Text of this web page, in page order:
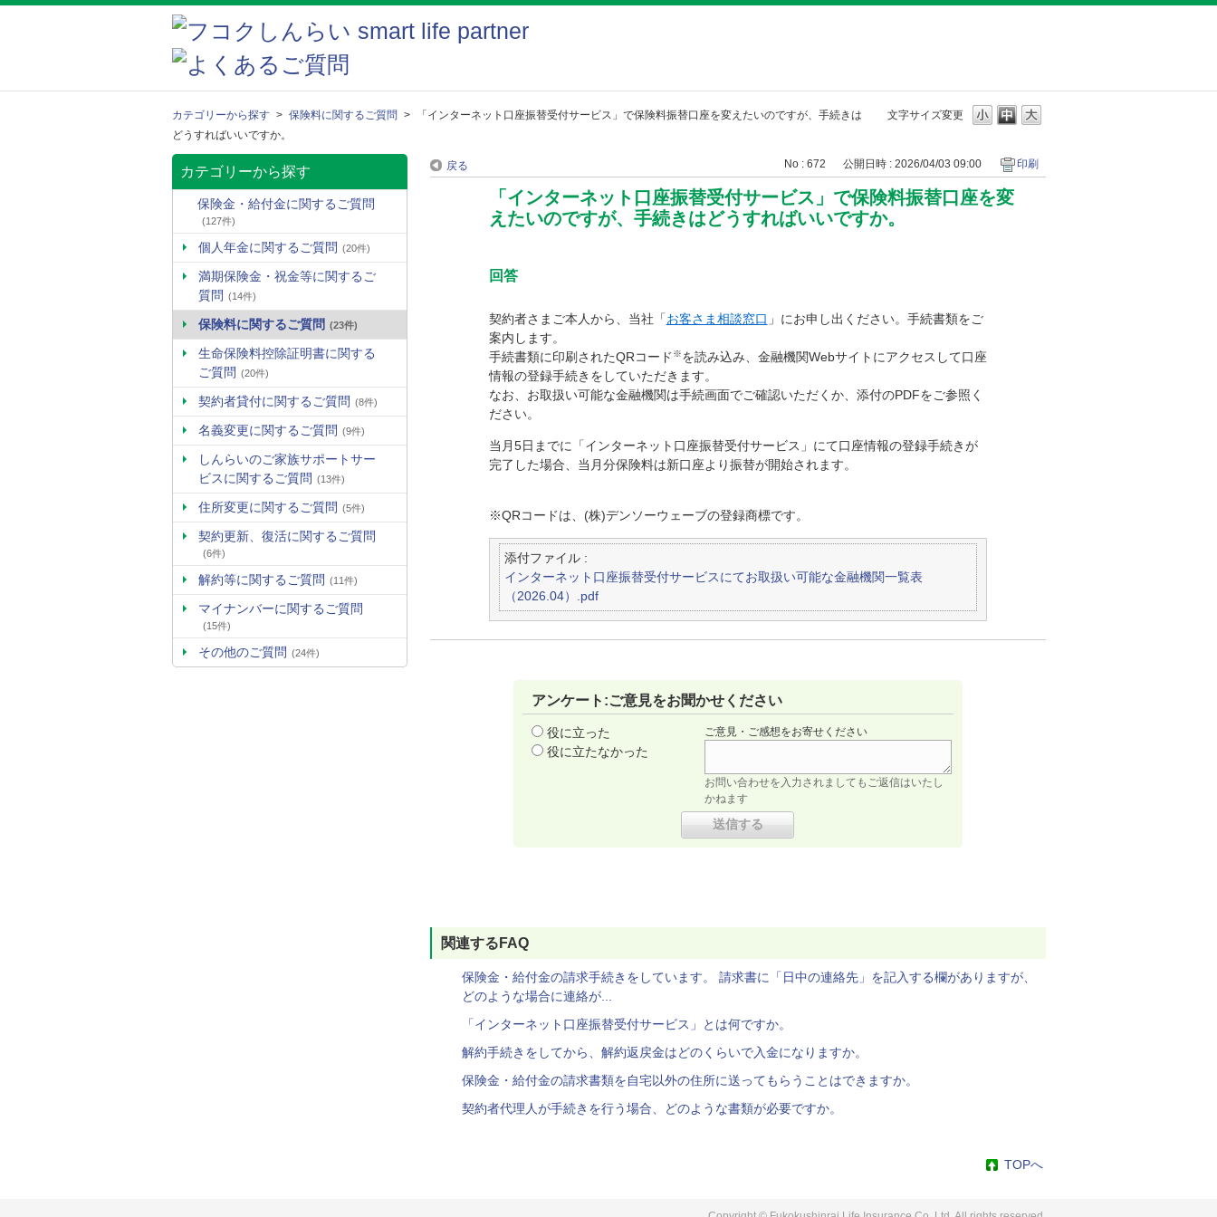
文字サイズ変更
カテゴリーから探す > 保険料に関するご質問 >
「インターネット口座振替受付サービス」で保険料振替口座を変えたいのですが、手続きは
どうすればいいですか。
カテゴリーから探す
保険金・給付金に関するご質問
(127件)
個人年金に関するご質問 (20件)
満期保険金・祝金等に関するご
質問 (14件)
保険料に関するご質問 (23件)
生命保険料控除証明書に関する
ご質問 (20件)
契約者貸付に関するご質問 (8件)
名義変更に関するご質問 (9件)
しんらいのご家族サポートサー
ビスに関するご質問 (13件)
住所変更に関するご質問 (5件)
契約更新、復活に関するご質問
(6件)
解約等に関するご質問 (11件)
マイナンバーに関するご質問
(15件)
その他のご質問 (24件)
戻る No : 672 公開日時 : 2026/04/03 09:00 印刷
「インターネット口座振替受付サービス」で保険料振替口座を変
えたいのですが、手続きはどうすればいいですか。
回答
契約者さまご本人から、当社「お客さま相談窓口 」にお申し出ください。手続書類をご
案内します。
手続書類に印刷されたQRコード ※を読み込み、金融機関Webサイトにアクセスして口座
情報の登録手続きをしていただきます。
なお、お取扱い可能な金融機関は手続画面でご確認いただくか、添付のPDFをご参照く
ださい。
当月5日までに「インターネット口座振替受付サービス」にて口座情報の登録手続きが
完了した場合、当月分保険料は新口座より振替が開始されます。
※QRコードは、(株)デンソーウェーブの登録商標です。
添付ファイル :
インターネット口座振替受付サービスにてお取扱い可能な金融機関一覧表
（2026.04）.pdf
アンケート:ご意見をお聞かせください
役に立った
役に立たなかった
ご意見・ご感想をお寄せください
お問い合わせを入力されましてもご返信はいたし
かねます
関連するFAQ
保険金・給付金の請求手続きをしています。 請求書に「日中の連絡先」を記入する欄がありますが、
どのような場合に連絡が...
「インターネット口座振替受付サービス」とは何ですか。
解約手続きをしてから、解約返戻金はどのくらいで入金になりますか。
保険金・給付金の請求書類を自宅以外の住所に送ってもらうことはできますか。
契約者代理人が手続きを行う場合、どのような書類が必要ですか。
TOPへ